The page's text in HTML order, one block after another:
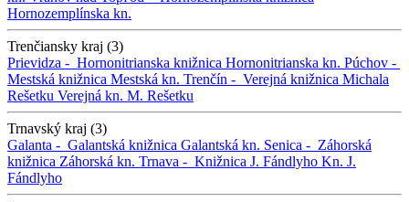
Hornozemplínska kn.
Trenčiansky kraj (3)
Prievidza - Hornonitrianska knižnica Hornonitrianska kn. Púchov -
Mestská knižnica Mestská kn. Trenčín - Verejná knižnica Michala
Rešetku Verejná kn. M. Rešetku
Trnavský kraj (3)
Galanta - Galantská knižnica Galantská kn. Senica - Záhorská
knižnica Záhorská kn. Trnava - Knižnica J. Fándlyho Kn. J.
Fándlyho